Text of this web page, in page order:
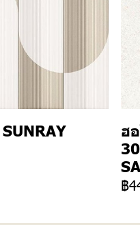
ฮ
฿